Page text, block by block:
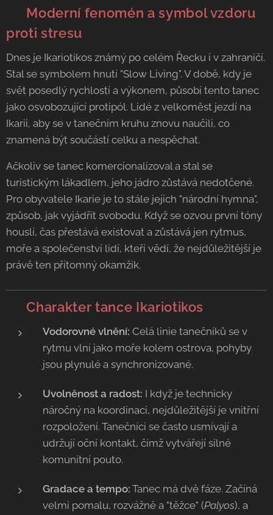
🌍 Moderní fenomén a symbol vzdoru
proti stresu
Dnes je Ikariotikos známý po celém Řecku i v zahraničí.
Stal se symbolem hnutí "Slow Living". V době, kdy je
svět posedlý rychlostí a výkonem, působí tento tanec
jako osvobozující protipól. Lidé z velkoměst jezdí na
Ikarii, aby se v tanečním kruhu znovu naučili, co
znamená být součástí celku a nespěchat.
Ačkoliv se tanec komercionalizoval a stal se
turistickým lákadlem, jeho jádro zůstává nedotčené.
Pro obyvatele Ikarie je to stále jejich "národní hymna",
způsob, jak vyjádřit svobodu. Když se ozvou první tóny
houslí, čas přestává existovat a zůstává jen rytmus,
moře a společenství lidí, kteří vědí, že nejdůležitější je
právě ten přítomný okamžik.
💃 Charakter tance Ikariotikos
Vodorovné vlnění: Celá linie tanečníků se v
rytmu vlní jako moře kolem ostrova, pohyby
jsou plynulé a synchronizované.
Uvolněnost a radost: I když je technicky
náročný na koordinaci, nejdůležitější je vnitřní
rozpoložení. Tanečníci se často usmívají a
udržují oční kontakt, čímž vytvářejí silné
komunitní pouto.
Gradace a tempo: Tanec má dvě fáze. Začíná
velmi pomalu, rozvážně a "těžce" (Palyos), a